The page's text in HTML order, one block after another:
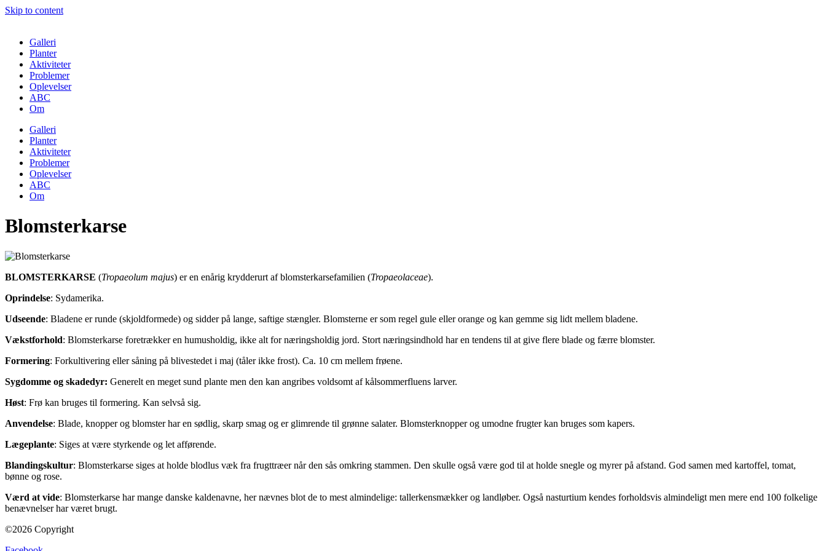
Skip to content
Galleri
Planter
Aktiviteter
Problemer
Oplevelser
ABC
Om
Galleri
Planter
Aktiviteter
Problemer
Oplevelser
ABC
Om
Blomsterkarse
BLOMSTERKARSE (Tropaeolum majus) er en enårig krydderurt af blomsterkarsefamilien (Tropaeolaceae).
Oprindelse: Sydamerika.
Udseende: Bladene er runde (skjoldformede) og sidder på lange, saftige stængler. Blomsterne er som regel gule eller orange og kan gemme sig lidt mellem bladene.
Vækstforhold: Blomsterkarse foretrækker en humusholdig, ikke alt for næringsholdig jord. Stort næringsindhold har en tendens til at give flere blade og færre blomster.
Formering: Forkultivering eller såning på blivestedet i maj (tåler ikke frost). Ca. 10 cm mellem frøene.
Sygdomme og skadedyr: Generelt en meget sund plante men den kan angribes voldsomt af kålsommerfluens larver.
Høst: Frø kan bruges til formering. Kan selvså sig.
Anvendelse: Blade, knopper og blomster har en sødlig, skarp smag og er glimrende til grønne salater. Blomsterknopper og umodne frugter kan bruges som kapers.
Lægeplante: Siges at være styrkende og let afførende.
Blandingskultur: Blomsterkarse siges at holde blodlus væk fra frugttræer når den sås omkring stammen. Den skulle også være god til at holde snegle og myrer på afstand. God samen med kartoffel, tomat,
bønne og rose.
Værd at vide: Blomsterkarse har mange danske kaldenavne, her nævnes blot de to mest almindelige: tallerkensmækker og landløber. Også nasturtium kendes forholdsvis almindeligt men mere end 100 folkelige
benævnelser har været brugt.
©2026 Copyright